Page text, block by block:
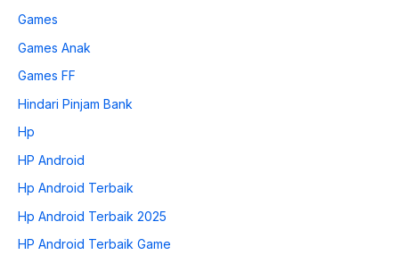
Games
Games Anak
Games FF
Hindari Pinjam Bank
Hp
HP Android
Hp Android Terbaik
Hp Android Terbaik 2025
HP Android Terbaik Game